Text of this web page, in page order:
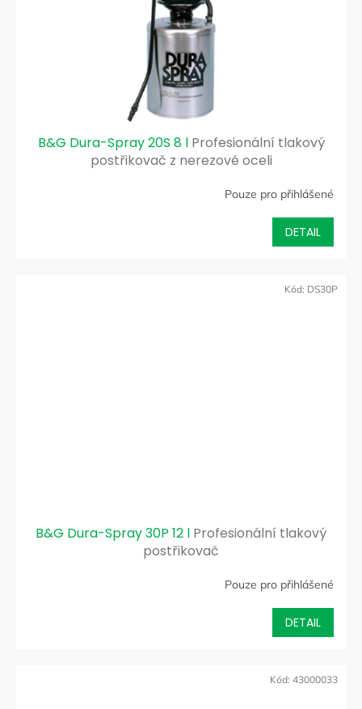
B&G Dura-Spray 20S 8 l Profesionální tlakový
postřikovač z nerezové oceli
Pouze pro přihlášené
DETAIL
B&G Dura-Spray 30P 12 l Profesionální tlakový
postřikovač
Pouze pro přihlášené
DETAIL
Kód: DS30P
Kód: 43000033